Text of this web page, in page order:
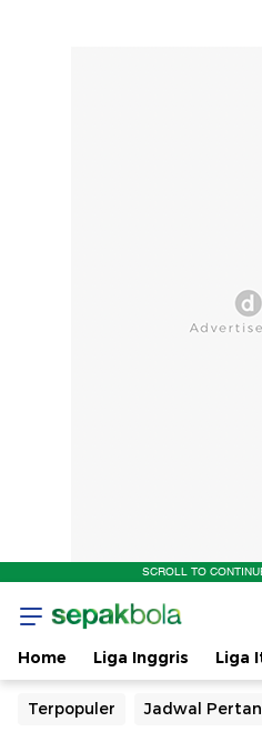
SCROLL TO
Home Liga Inggris Liga
Terpopuler Jadwal